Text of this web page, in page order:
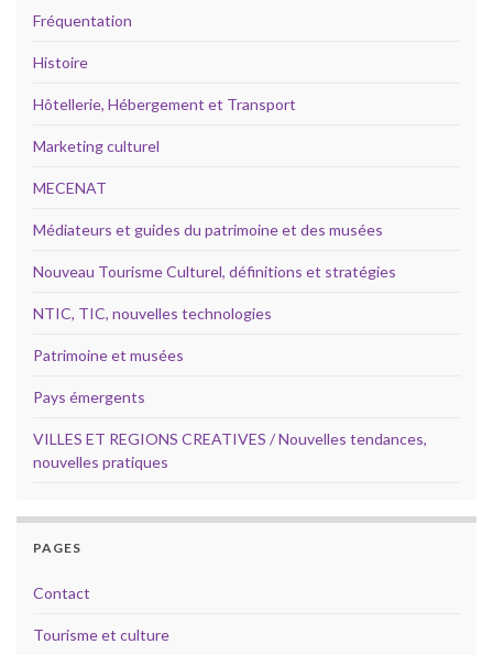
Fréquentation
Histoire
Hôtellerie, Hébergement et Transport
Marketing culturel
MECENAT
Médiateurs et guides du patrimoine et des musées
Nouveau Tourisme Culturel, définitions et stratégies
NTIC, TIC, nouvelles technologies
Patrimoine et musées
Pays émergents
VILLES ET REGIONS CREATIVES / Nouvelles tendances,
nouvelles pratiques
PAGES
Contact
Tourisme et culture